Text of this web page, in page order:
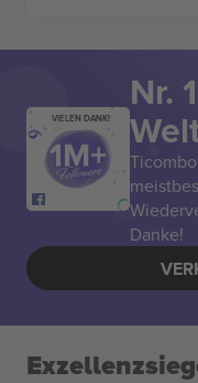
VIELEN DANK!
Nr.
Danke!